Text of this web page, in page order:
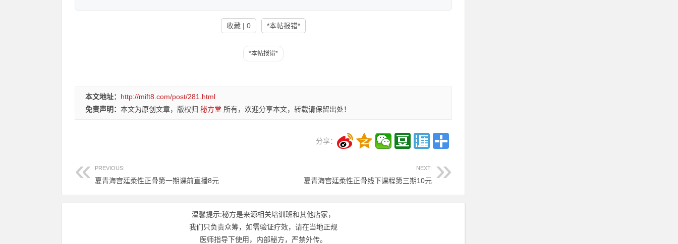
收藏 | 0 *本帖报错*
本文地址： http://mift8.com/post/281.html
免责声明： 本文为原创文章，版权归 秘方堂 所有，欢迎分享本文，转载请保留出处！
分享：
PREVIOUS:
夏青海宫廷柔性正骨第一期课前直播8元
NEXT:
夏青海宫廷柔性正骨线下课程第三期10元
温馨提示:秘方是来源相关培训班和其他店家，
我们只负责众筹，如需验证疗效，请在当地正规
医师指导下使用，内部秘方，严禁外传。